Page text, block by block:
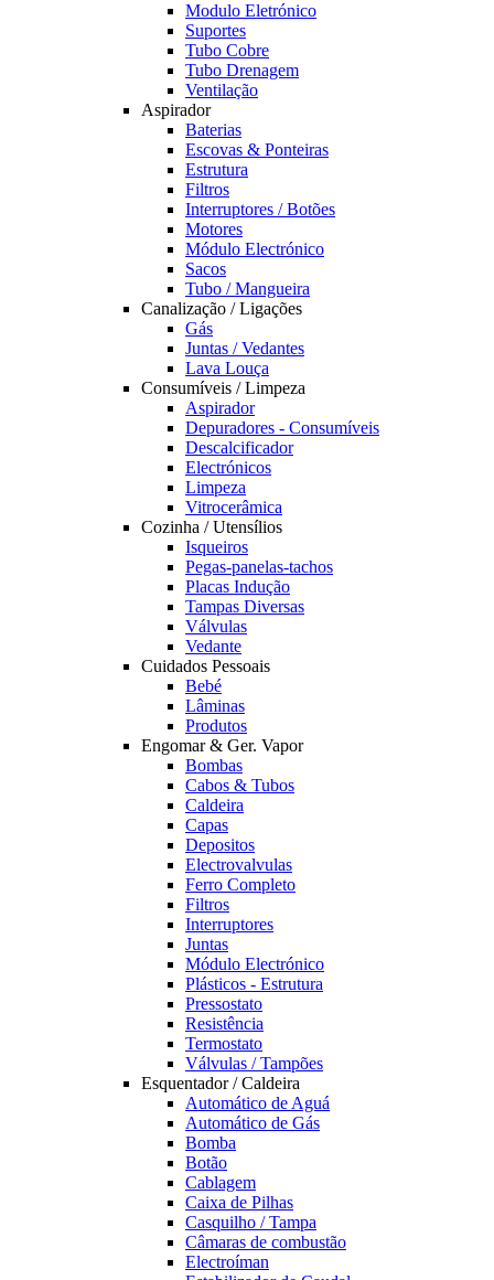
Modulo Eletrónico
Suportes
Tubo Cobre
Tubo Drenagem
Ventilação
Aspirador
Baterias
Escovas & Ponteiras
Estrutura
Filtros
Interruptores / Botões
Motores
Módulo Electrónico
Sacos
Tubo / Mangueira
Canalização / Ligações
Gás
Juntas / Vedantes
Lava Louça
Consumíveis / Limpeza
Aspirador
Depuradores - Consumíveis
Descalcificador
Electrónicos
Limpeza
Vitrocerâmica
Cozinha / Utensílios
Isqueiros
Pegas-panelas-tachos
Placas Indução
Tampas Diversas
Válvulas
Vedante
Cuidados Pessoais
Bebé
Lâminas
Produtos
Engomar & Ger. Vapor
Bombas
Cabos & Tubos
Caldeira
Capas
Depositos
Electrovalvulas
Ferro Completo
Filtros
Interruptores
Juntas
Módulo Electrónico
Plásticos - Estrutura
Pressostato
Resistência
Termostato
Válvulas / Tampões
Esquentador / Caldeira
Automático de Aguá
Automático de Gás
Bomba
Botão
Cablagem
Caixa de Pilhas
Casquilho / Tampa
Câmaras de combustão
Electroíman